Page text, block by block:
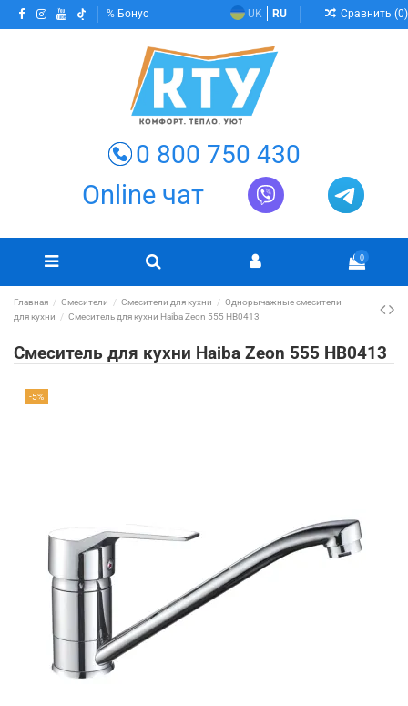
Бонус UK RU Сравнить (0)
0 800 750 430
Online чат
0
Главная Смесители Смесители для кухни
Однорычажные смесители
для кухни
Смеситель для кухни Haiba Zeon 555 HB0413
Смеситель для кухни Haiba Zeon 555 HB0413
-5%